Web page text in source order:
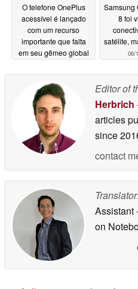
O telefone OnePlus
acessível é lançado
com um recurso
importante que falta
em seu gêmeo global
Samsung
8 foi
satélite,
06/
Editor of
Herbrich
articles
since
contact
Assistant
on